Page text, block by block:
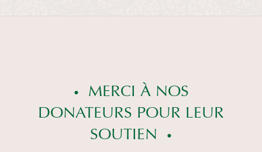
MERCI À NOS
DONATEURS POUR LEUR
SOUTIEN